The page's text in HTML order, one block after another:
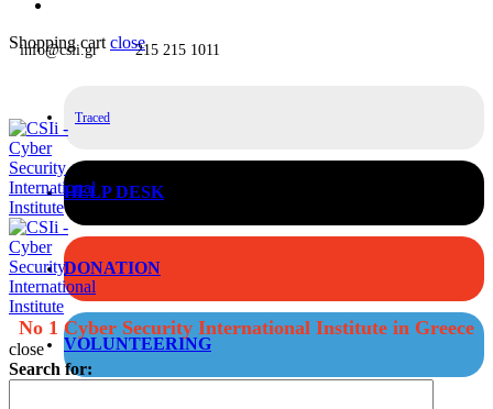
Shopping cart close
info@csii.gr 215 215 1011
Traced
HELP DESK
DONATION
VOLUNTEERING
No 1 Cyber Security International Institute in Greece
close
Search for: